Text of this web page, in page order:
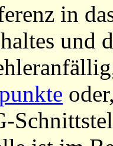
in
und